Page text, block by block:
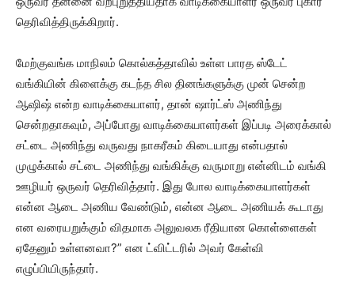
தெரிவித்திருக்கிறார்.
மேற்குவங்க மாநிலம் கொல்கத்தாவில் உள்ள பாரத ஸ்டேட்
வங்கியின் கிளைக்கு கடந்த சில தினங்களுக்கு முன் சென்ற
ஆஷிஷ் என்ற வாடிக்கையாளர், தான் ஷார்ட்ஸ் அணிந்து
சென்றதாகவும், அப்போது வாடிக்கையாளர்கள் இப்படி அரைக்கால்
சட்டை அணிந்து வருவது நாகரீகம் கிடையாது என்பதால்
முழுக்கால் சட்டை அணிந்து வங்கிக்கு வருமாறு என்னிடம் வங்கி
ஊழியர் ஒருவர் தெரிவித்தார். இது போல வாடிக்கையாளர்கள்
என்ன ஆடை அணிய வேண்டும், என்ன ஆடை அணியக் கூடாது
என வரையறுக்கும் விதமாக அலுவலக ரீதியான கொள்ளைகள்
ஏதேனும் உள்ளனவா?” என ட்விட்டரில் அவர் கேள்வி
எழுப்பியிருந்தார்.